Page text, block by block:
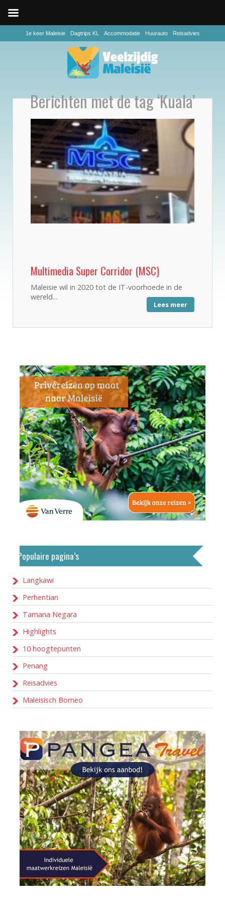
1e keer Maleisie Dagtrips KL Accommodatie Huurauto Reisadvies
Berichten met de tag ‘Kuala’
Multimedia Super Corridor (MSC)
Maleisie wil in 2020 tot de IT-voorhoede in de
wereld...
Lees meer
Populaire pagina’s
Langkawi
Perhentian
Tamana Negara
Highlights
10 hoogtepunten
Penang
Reisadvies
Maleisisch Borneo